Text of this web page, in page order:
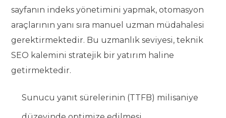
sayfanın indeks yönetimini yapmak, otomasyon
araçlarının yanı sıra manuel uzman müdahalesi
gerektirmektedir. Bu uzmanlık seviyesi, teknik
SEO kalemini stratejik bir yatırım haline
getirmektedir.
Sunucu yanıt sürelerinin (TTFB) milisaniye